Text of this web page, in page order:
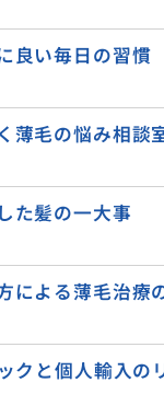
良い毎日の習慣
薄毛の悩み相談
た髪の一大事
による薄毛治療
クと個人輸入の